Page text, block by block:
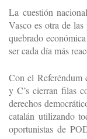
La cuestión
Vasco es otra de las
quebrado
ser cada día más
Con el Referéndum
y C’s cierran filas
derechos
catalán utilizando
oportunistas de